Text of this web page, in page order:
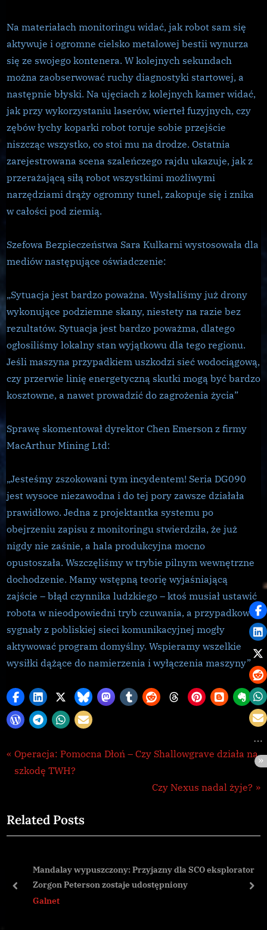
Na materiałach monitoringu widać, jak robot sam się
aktywuje i ogromne cielsko metalowej bestii wynurza
się ze swojego kontenera. W kolejnych sekundach
można zaobserwować ruchy diagnostyki startowej, a
następnie błyski. Na ujęciach z kolejnych kamer widać,
jak przy wykorzystaniu laserów, wierteł fuzyjnych, czy
zębów łychy koparki robot toruje sobie przejście
niszcząc wszystko, co stoi mu na drodze. Ostatnia
zarejestrowana scena szaleńczego rajdu ukazuje, jak z
przerażającą siłą robot wszystkimi możliwymi
narzędziami drąży ogromny tunel, zakopuje się i znika
w całości pod ziemią.
Szefowa Bezpieczeństwa Sara Kulkarni wystosowała dla
mediów następujące oświadczenie:
„Sytuacja jest bardzo poważna. Wysłaliśmy już drony
wykonujące podziemne skany, niestety na razie bez
rezultatów. Sytuacja jest bardzo poważma, dlatego
ogłosiliśmy lokalny stan wyjątkowu dla tego regionu.
Jeśli maszyna przypadkiem uszkodzi sieć wodociągową,
czy przerwie linię energetyczną skutki mogą być bardzo
kosztowne, a nawet prowadzić do zagrożenia życia”
Sprawę skomentował dyrektor Chen Emerson z firmy
MacArthur Mining Ltd:
„Jesteśmy zszokowani tym incydentem! Seria DG090
jest wysoce niezawodna i do tej pory zawsze działała
prawidłowo. Jedna z projektantka systemu po
obejrzeniu zapisu z monitoringu stwierdziła, że już
nigdy nie zaśnie, a hala produkcyjna mocno
opustoszała. Wszczęliśmy w trybie pilnym wewnętrzne
dochodzenie. Mamy wstępną teorię wyjaśniającą
zajście – błąd czynnika ludzkiego – ktoś musiał ustawić
robota w nieodpowiedni tryb czuwania, a przypadkowe
sygnały z pobliskiej sieci komunikacyjnej mogły
aktywować program domyślny. Wspieramy wszelkie
wysiłki dążące do namierzenia i wyłączenia maszyny”
Galnet
Nawigacja
wpisu
P
r
i
o
P
Operacja: Pomocna Dłoń – Czy Shallowgrave działa na
szkodę TWH?
N
t
o
s
Czy Nexus nadal żyje?
Related Posts
Mandalay wypuszczony: Przyjazny dla SCO eksplorator
Zorgon Peterson zostaje udostępniony
Galnet
prev